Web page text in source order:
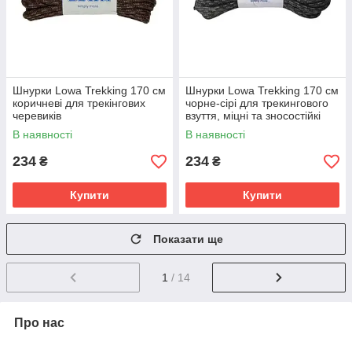
Шнурки Lowa Trekking 170 см
коричневі для трекінгових
черевиків
В наявності
234 ₴
Купити
Шнурки Lowa Trekking 170 см
чорне-сірі для трекингового
взуття, міцні та зносостійкі
В наявності
234 ₴
Купити
Показати ще
1 / 14
Про нас